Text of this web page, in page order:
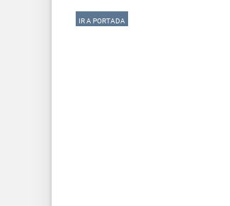
IR A PORTADA